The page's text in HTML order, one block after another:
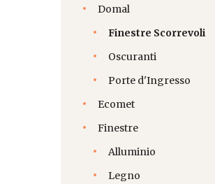
Domal
Finestre Scorrevoli
Oscuranti
Porte d'Ingresso
Ecomet
Finestre
Alluminio
Legno